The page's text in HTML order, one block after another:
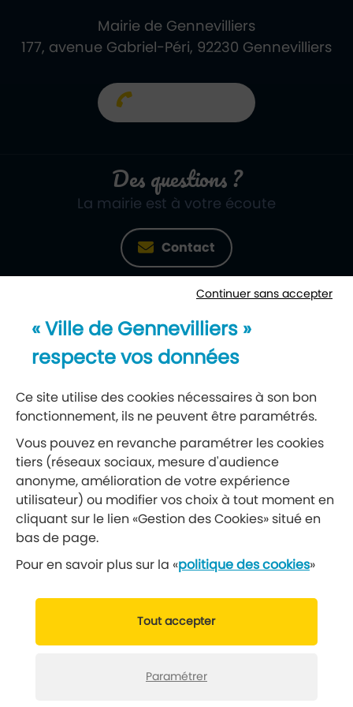
Mairie de Gennevilliers
177, avenue Gabriel-Péri, 92230 Gennevilliers
Des questions ?
La mairie est à votre écoute
Contact
Newsletter
Réseaux sociaux
Suivez-nous
Retrouvez nous sur Facebook
Mentions légales Données personnelles
Gérer vos cookies Politique cookies
Continuer sans accepter
« Ville de Gennevilliers »
respecte vos données
Ce site utilise des cookies nécessaires à son bon
fonctionnement, ils ne peuvent être paramétrés.
Vous pouvez en revanche paramétrer les cookies
tiers (réseaux sociaux, mesure d'audience
anonyme, amélioration de votre expérience
utilisateur) ou modifier vos choix à tout moment en
cliquant sur le lien «Gestion des Cookies» situé en
bas de page.
Pour en savoir plus sur la «politique des cookies»
Tout accepter
Paramétrer